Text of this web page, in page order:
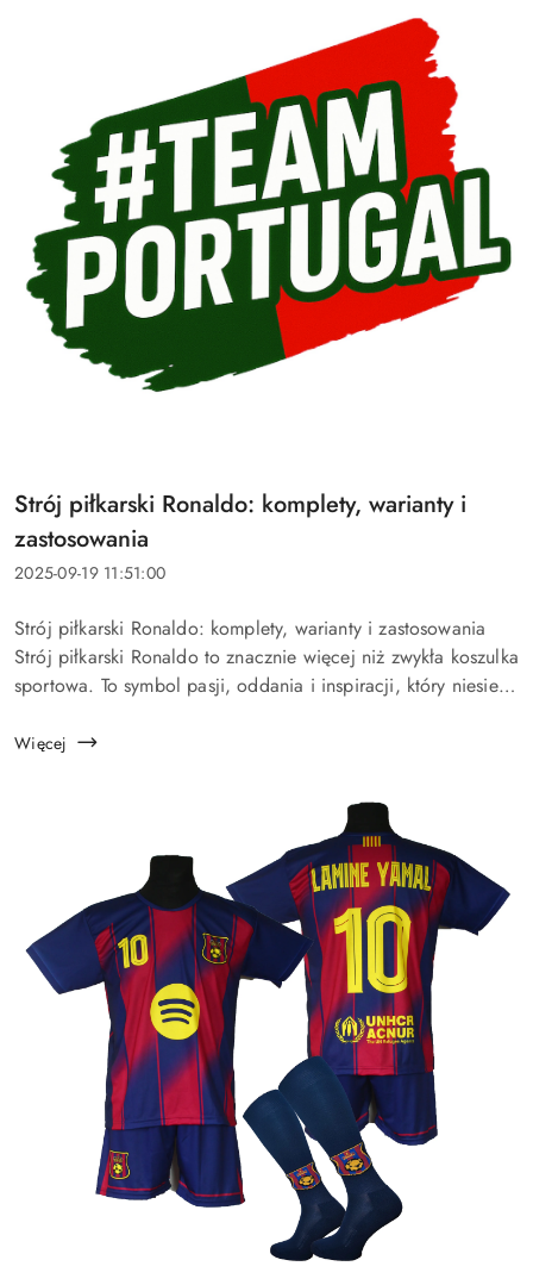
Tytuł
artykułu:
Strój piłkarski Ronaldo: komplety, warianty i
zastosowania
Data
2025-09-19 11:51:00
Treść
artykułu:
Strój piłkarski Ronaldo: komplety, warianty i zastosowania
Strój piłkarski Ronaldo to znacznie więcej niż zwykła koszulka
sportowa. To symbol pasji, oddania i inspiracji, który niesie
Więcej